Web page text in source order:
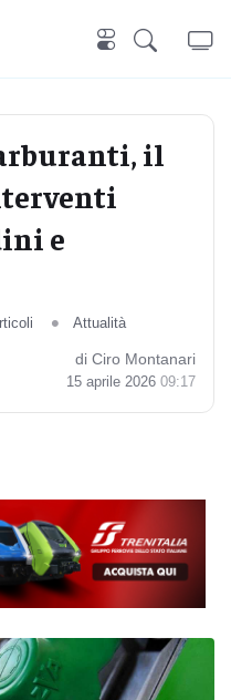
il
e
Attualità
di Ciro Montanari
15 aprile 2026 09:17